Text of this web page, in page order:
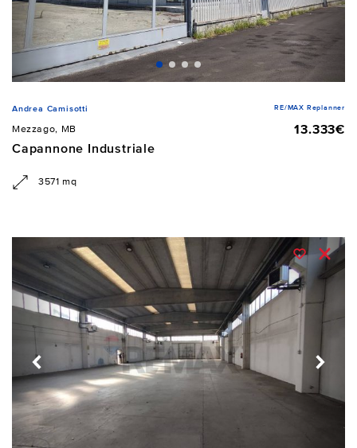
Andrea Camisotti RE/MAX Replanner
Mezzago, MB
13.333€
Capannone Industriale
3571 mq